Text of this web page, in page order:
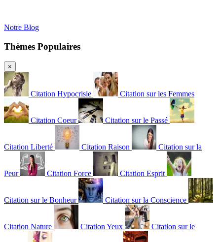
Notre Blog
Thèmes Populaires
×
Citation Hypocrisie Citation sur les Femmes
Citation Coeur Citation sur le Passé
Citation Liberté Citation Raison Citation sur la
Peur Citation Force Citation Esprit
Citation sur le Bonheur Citation sur la Conscience
Citation Nature Citation Yeux Citation sur le